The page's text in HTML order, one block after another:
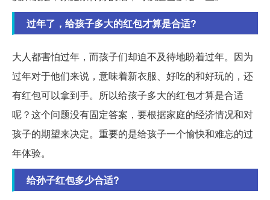
过年了，给孩子多大的红包才算是合适?
大人都害怕过年，而孩子们却迫不及待地盼着过年。因为
过年对于他们来说，意味着新衣服、好吃的和好玩的，还
有红包可以拿到手。所以给孩子多大的红包才算是合适
呢？这个问题没有固定答案，要根据家庭的经济情况和对
孩子的期望来决定。重要的是给孩子一个愉快和难忘的过
年体验。
给孙子红包多少合适?